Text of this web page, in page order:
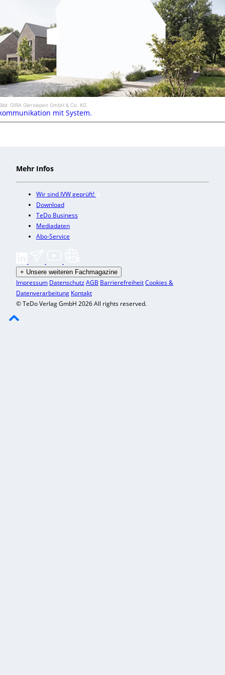
GIRA Giersiepen GmbH & Co. KG
mit System.
Mehr Infos
Wir sind IVW geprüft!
Download
TeDo Business
Mediadaten
Abo-Service
+ Unsere weiteren Fachmagazine
Impressum DatenschutzAGB BarrierefreiheitCookies &
Datenverarbeitung Kontakt
© TeDo Verlag GmbH 2026 All rights reserved.